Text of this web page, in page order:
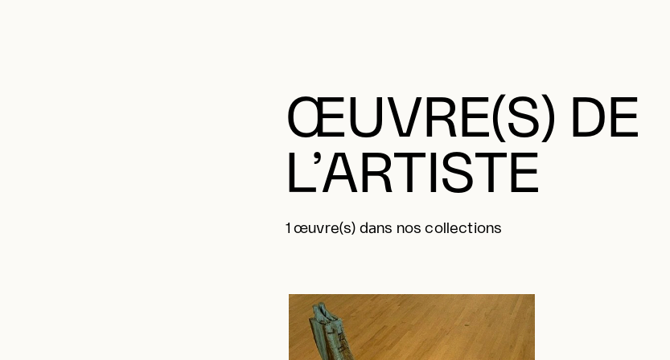
ŒUVRE(S) DE
L’ARTISTE
1 œuvre(s) dans nos collections